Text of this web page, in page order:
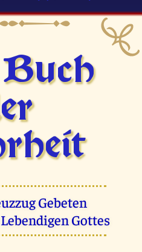
Gebeten
Gottes